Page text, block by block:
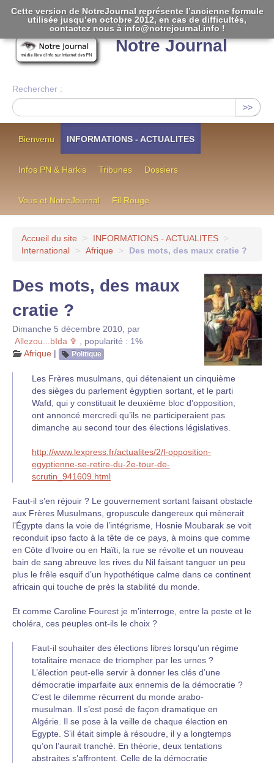
Notre Journal
Rechercher :
>>
Bienvenu INFORMATIONS - ACTUALITES
Infos PN & Harkis Tribunes Dossiers
Vous et NotreJournal Fil Rouge
Accueil du site > INFORMATIONS - ACTUALITES
>
International
> Afrique > Des mots, des maux cratie ?
Des mots, des maux
cratie ?
Dimanche 5 décembre 2010 par
Allezou...bIda ✞
popularité : 1%
Afrique | Politique
Les Frères musulmans, qui détenaient un cinquième
des sièges du parlement égyptien sortant, et le parti
Wafd, qui y constituait le deuxième bloc d’opposition,
ont annoncé mercredi qu’ils ne participeraient pas
dimanche au second tour des élections législatives.
http://www.lexpress.fr/actualites/2/l-opposition-
egyptienne-se-retire-du-2e-tour-de-
scrutin_941609.html
Faut-il s’en réjouir ? Le gouvernement sortant faisant obstacle
aux Frères Musulmans, gropuscule dangereux qui mènerait
l’Égypte dans la voie de l’intégrisme, Hosnie Moubarak se voit
reconduit ipso facto à la tête de ce pays, à moins que comme
en Côte d’Ivoire ou en Haïti, la rue se révolte et un nouveau
bain de sang abreuve les rives du Nil faisant tanguer un peu
plus le frêle esquif d’un hypothétique calme dans ce continent
africain qui touche de près la stabilité du monde.
Et comme Caroline Fourest je m’interroge, entre la peste et le
choléra, ces peuples ont-ils le choix ?
Faut-il souhaiter des élections libres lorsqu’un régime
totalitaire menace de triompher par les urnes ?
L’élection peut-elle servir à donner les clés d’une
démocratie imparfaite aux ennemis de la démocratie ?
C’est le dilemme récurrent du monde arabo-
musulman. Il s’est posé de façon dramatique en
Algérie. Il se pose à la veille de chaque élection en
Egypte. S’il était simple à résoudre, il y a longtemps
qu’on l’aurait tranché. En théorie, deux tentations
abstraites s’affrontent. Celle de la démocratie
Cette version de NotreJournal représente l’ancienne formule
utilisée jusqu’en octobre 2012, en cas de difficultés,
contactez nous à info@notrejournal.info !